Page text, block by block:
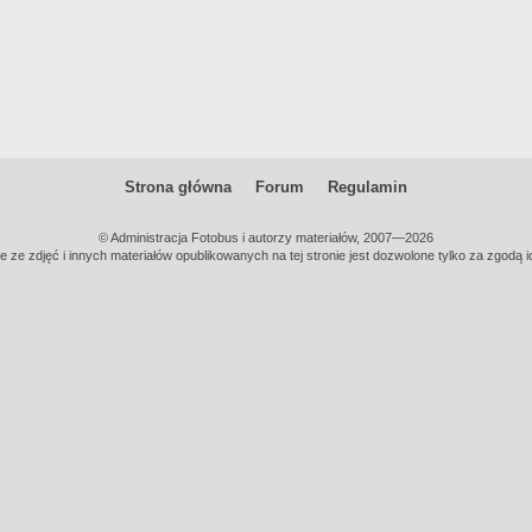
Strona główna Forum Regulamin
© Administracja Fotobus i autorzy materiałów, 2007—2026
ze zdjęć i innych materiałów opublikowanych na tej stronie jest dozwolone tylko za zgodą